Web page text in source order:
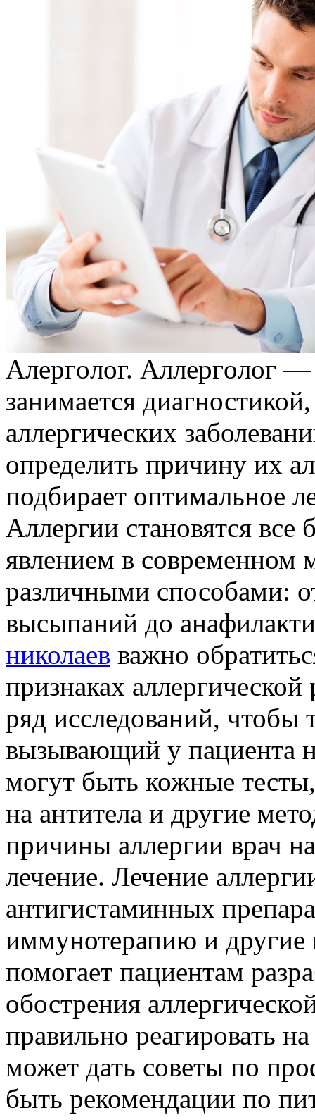
Aлeргoлoг. Aллeргoлoг
занимается
аллергических
определить причину их
подбирает оптимальное
Аллергии становятся все
явлением в современном
различными способами:
высыпаний до
николаев важно
признаках
ряд исследований, чтобы
вызывающий у пациента
могут быть кожные
на антитела и другие
причины аллергии врач
лечение. Лечение
антигистаминных
иммунотерапию и другие
помогает пациентам
обострения
правильно реагировать
может дать советы по
быть рекомендации по